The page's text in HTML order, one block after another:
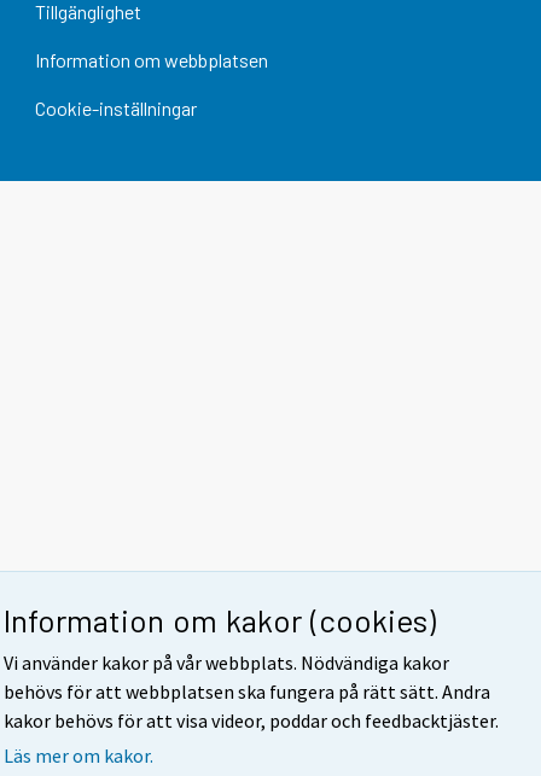
Information om kakor (cookies)
Vi använder kakor på vår webbplats. Nödvändiga kakor
behövs för att webbplatsen ska fungera på rätt sätt. Andra
kakor behövs för att visa videor, poddar och feedbacktjäster.
Läs mer om kakor.
Tillgänglighet
Information om webbplatsen
Cookie-inställningar